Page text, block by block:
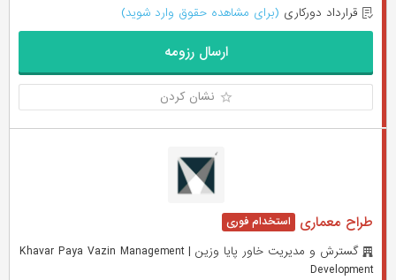
قرارداد دورکاری (برای مشاهده حقوق وارد شوید)
ارسال رزومه
نشان کردن
طراح معماری
گسترش و مدیریت خاور پایا وزین | Khavar Paya Vazin Management
Development